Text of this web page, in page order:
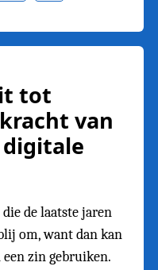
tot
van
de laatste jaren
om, want dan kan
zin gebruiken.